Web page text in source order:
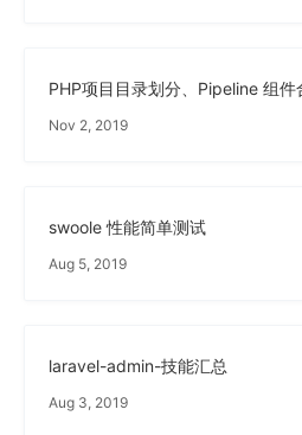
PHP项目目录划分、Pipeline 组件
Nov 2, 2019
swoole 性能简单测试
Aug 5, 2019
laravel-admin-技能汇总
Aug 3, 2019